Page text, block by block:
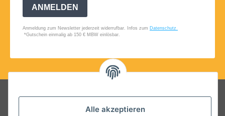
Alle akzeptieren
Folgt uns auf Social Media